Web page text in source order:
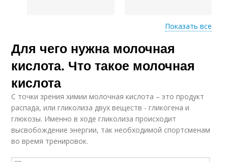
Мочевая кислота
Показать все
Для чего нужна молочная
кислота. Что такое молочная
кислота
С точки зрения химии молочная кислота – это продукт
распада, или гликолиза двух веществ - гликогена и
глюкозы. Именно в ходе гликолиза происходит
высвобождение энергии, так необходимой спортсменам
во время тренировок.